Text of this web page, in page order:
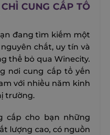
CUNG CẤP TỔ
đang tìm kiếm một
chất, uy tín và
thể bỏ qua Winecity.
nơi cung cấp tổ yến
với nhiều năm kinh
trường.
cấp cho bạn những
lượng cao, có nguồn